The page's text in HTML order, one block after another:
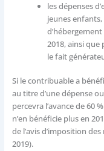
les dépenses
jeunes enfants,
2018, ainsi
le fait
Si le contribuable a
au titre d’une dépense
percevra l’avance de 60
n’en bénéficie plus en
de l’avis d’imposition
2019).